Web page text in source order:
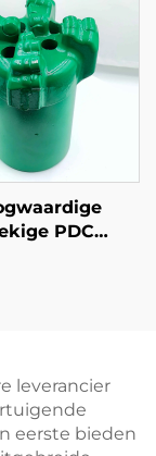
PDC
leverancier
eerste bieden